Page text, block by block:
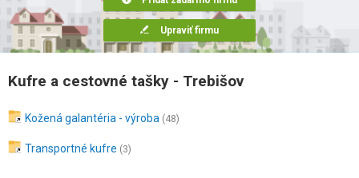
Upraviť firmu
Kufre a cestovné tašky - Trebišov
Kožená galantéria - výroba (48)
Transportné kufre (3)